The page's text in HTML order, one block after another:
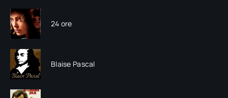
24 ore
Blaise Pascal